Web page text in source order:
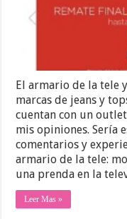
El armario de la tele
marcas de jeans y
cuentan con un
mis opiniones. Sería
comentarios y
armario de la tele:
una prenda en la
Leer Mas »